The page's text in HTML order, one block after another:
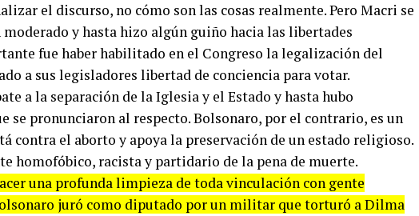
el discurso, no cómo son las cosas realmente. Pero Macri se
y hasta hizo algún guiño hacia las libertades
fue haber habilitado en el Congreso la legalización del
a sus legisladores libertad de conciencia para votar.
a la separación de la Iglesia y el Estado y hasta hubo
se pronunciaron al respecto. Bolsonaro, por el contrario, es un
contra el aborto y apoya la preservación de un estado religioso.
homofóbico, racista y partidario de la pena de muerte.
una profunda limpieza de toda vinculación con gente
juró como diputado por un militar que torturó a Dilma